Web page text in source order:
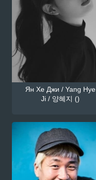
Ян Хе Джи / Yang Hye
Ji / 양혜지 ()